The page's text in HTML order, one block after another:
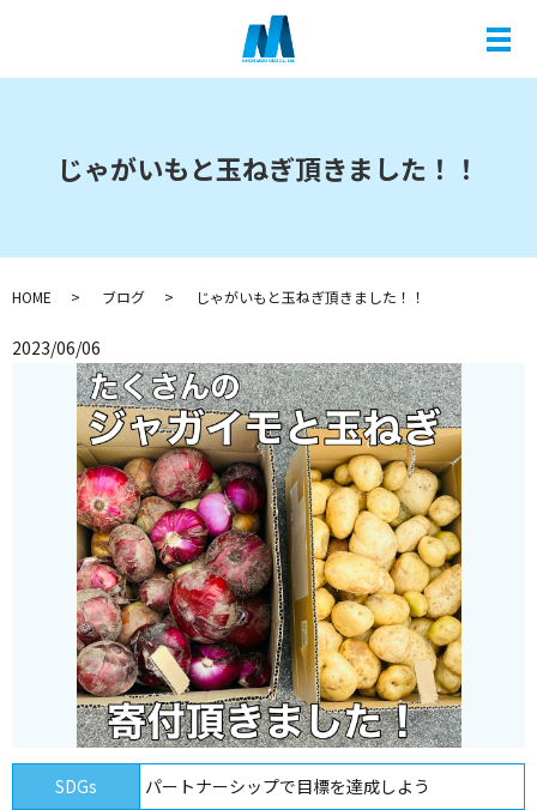
メ
じゃがいもと玉ねぎ頂きました！！
HOME ブログ じゃがいもと玉ねぎ頂きました！！
2023/06/06
SDGs パートナーシップで目標を達成しよう